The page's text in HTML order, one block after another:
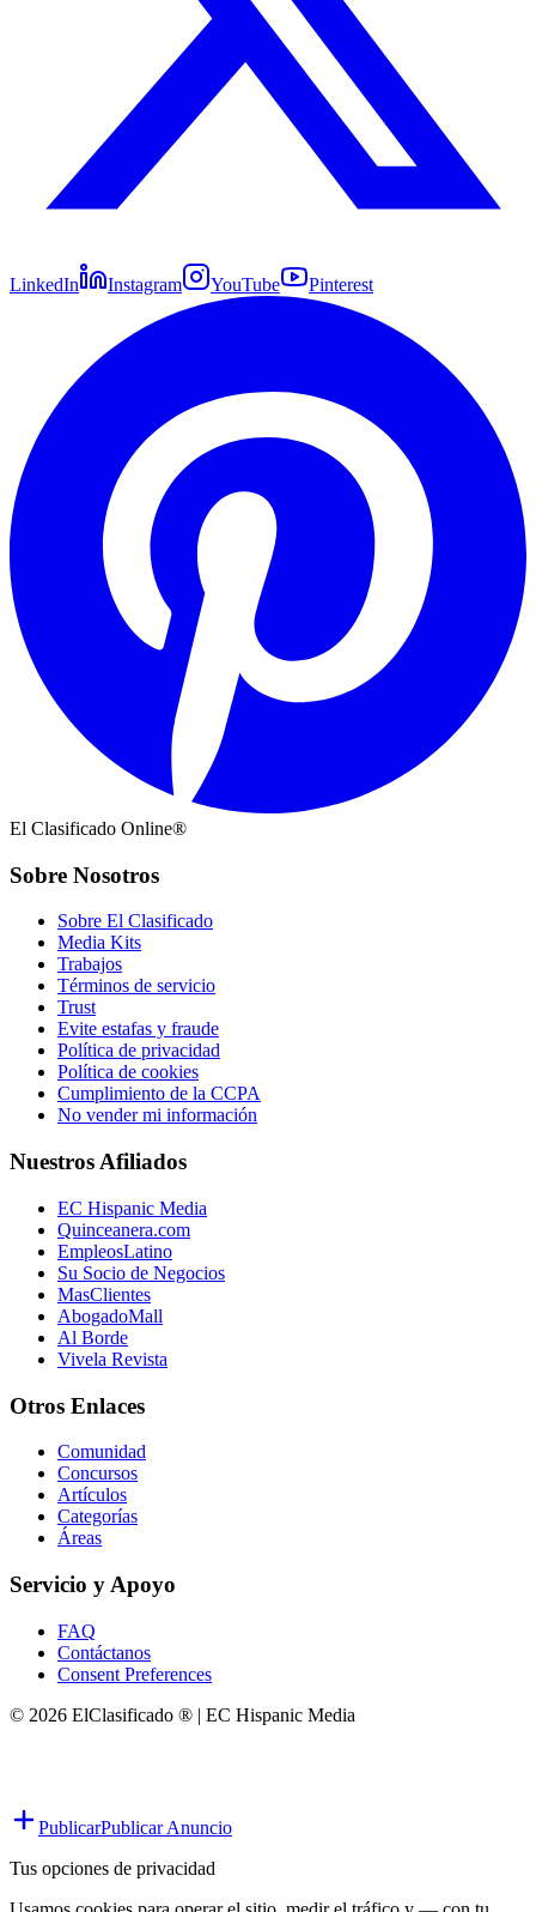
LinkedIn Instagram YouTube Pinterest
El Clasificado Online®
Sobre Nosotros
Sobre El Clasificado
Media Kits
Trabajos
Términos de servicio
Trust
Evite estafas y fraude
Política de privacidad
Política de cookies
Cumplimiento de la CCPA
No vender mi información
Nuestros Afiliados
EC Hispanic Media
Quinceanera.com
EmpleosLatino
Su Socio de Negocios
MasClientes
AbogadoMall
Al Borde
Vivela Revista
Otros Enlaces
Comunidad
Concursos
Artículos
Categorías
Áreas
Servicio y Apoyo
FAQ
Contáctanos
Consent Preferences
© 2026 ElClasificado ® | EC Hispanic Media
PublicarPublicar Anuncio
Tus opciones de privacidad